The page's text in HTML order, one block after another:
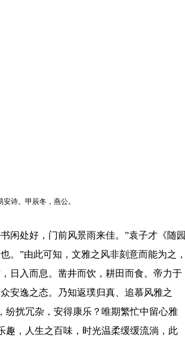
诗。甲辰冬，燕公。
闲处好，门前风景雨来佳。”袁子才《随园
。”由此可知，文雅之风非刻意而能为之，
日入而息。凿井而饮，耕田而食。帝力于
安逸之态。乃知返璞归真、追慕风雅之
纷扰冗杂，安得康乐？唯期繁忙中留心雅
趣，人生之百味，时光温柔缓缓流淌，此